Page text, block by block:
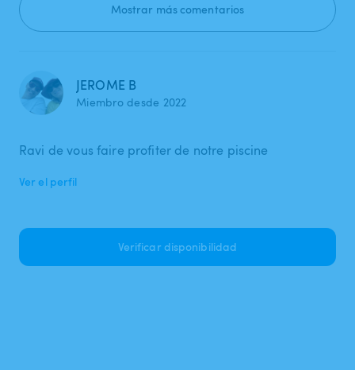
Mostrar más comentarios
JEROME B
Miembro desde 2022
Ravi de vous faire profiter de notre piscine
Ver el perfil
Verificar disponibilidad